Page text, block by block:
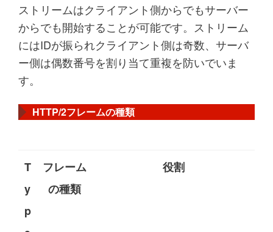
ストリームはクライアント側からでもサーバー
からでも開始することが可能です。ストリーム
にはIDが振られクライアント側は奇数、サーバ
ー側は偶数番号を割り当て重複を防いでいま
す。
HTTP/2フレームの種類
T
y
p
フレーム
の種類
役割